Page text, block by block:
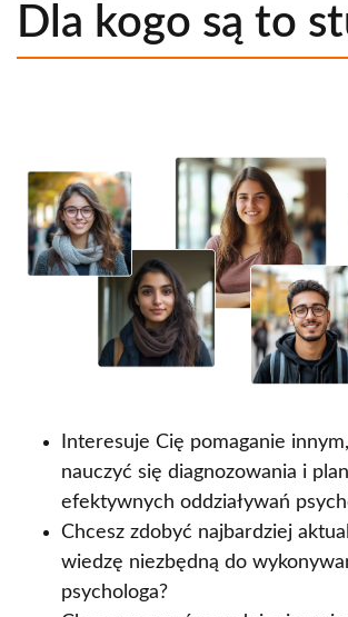
Dla kogo są to
Interesuje Cię pomaganie
nauczyć się diagnozowania i
efektywnych oddziaływań
Chcesz zdobyć najbardziej
wiedzę niezbędną do
psychologa?